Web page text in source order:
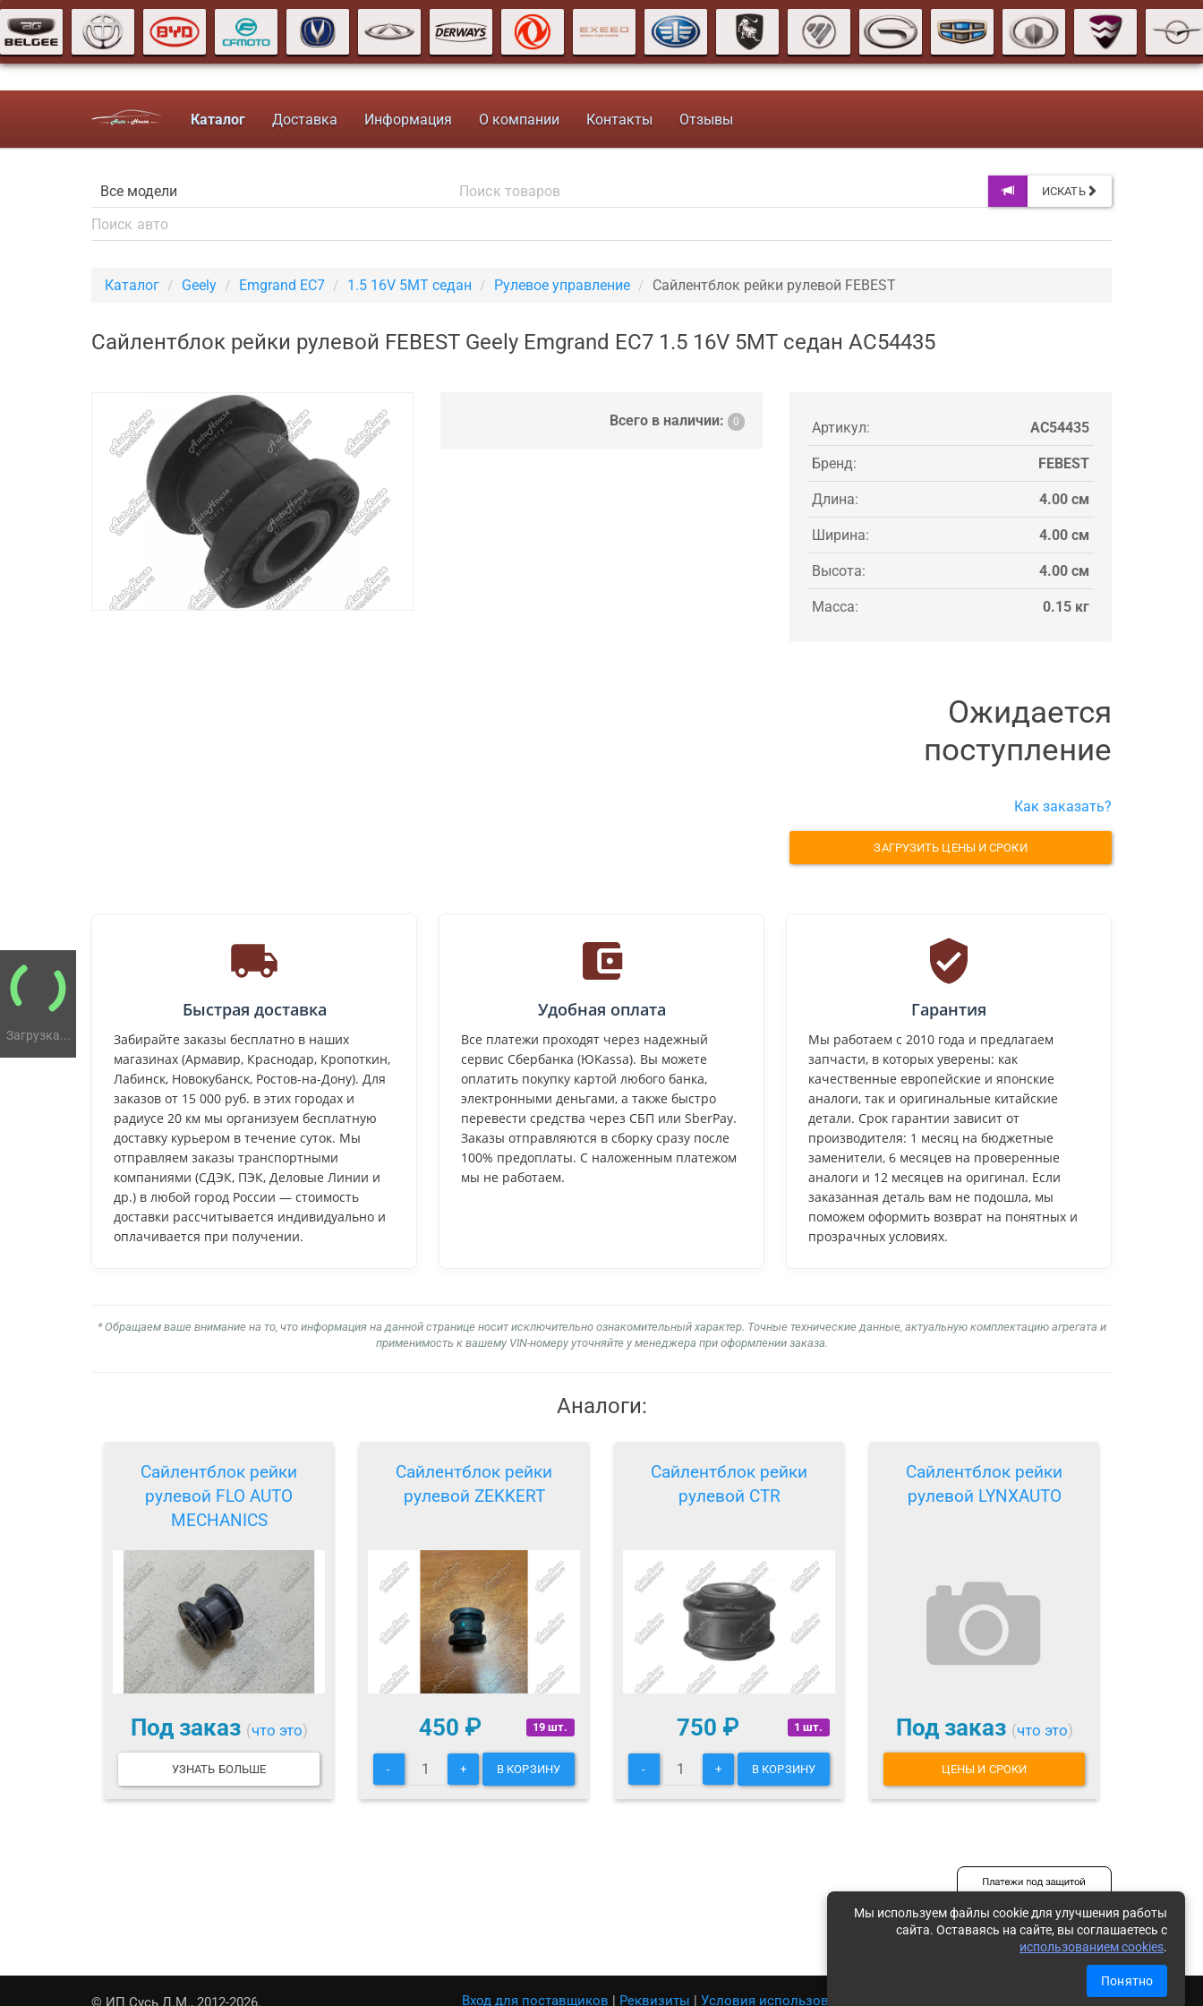
Мы используем файлы cookie для улучшения работы
сайта. Оставаясь на сайте, вы соглашаетесь с
использованием cookies.
Понятно
Загрузка...
Каталог Доставка Информация О компании Контакты Отзывы
ИСКАТЬ
Каталог Geely Emgrand EC7 1.5 16V 5MT седан Рулевое управление Сайлентблок рейки рулевой FEBEST
Сайлентблок рейки рулевой FEBEST Geely Emgrand EC7 1.5 16V 5MT седан AC54435
Всего в наличии: 0 Артикул: AC54435
Бренд: FEBEST
Длина: 4.00 см
Ширина: 4.00 см
Высота: 4.00 см
Масса: 0.15 кг
Ожидается
поступление
Как заказать?
ЗАГРУЗИТЬ ЦЕНЫ И СРОКИ
Быстрая доставка
Забирайте заказы бесплатно в наших
магазинах (Армавир, Краснодар, Кропоткин,
Лабинск, Новокубанск, Ростов-на-Дону). Для
заказов от 15 000 руб. в этих городах и
радиусе 20 км мы организуем бесплатную
доставку курьером в течение суток. Мы
отправляем заказы транспортными
компаниями (СДЭК, ПЭК, Деловые Линии и
др.) в любой город России — стоимость
доставки рассчитывается индивидуально и
оплачивается при получении.
Удобная оплата
Все платежи проходят через надежный
сервис Сбербанка (ЮKassa). Вы можете
оплатить покупку картой любого банка,
электронными деньгами, а также быстро
перевести средства через СБП или SberPay.
Заказы отправляются в сборку сразу после
100% предоплаты. С наложенным платежом
мы не работаем.
Гарантия
Мы работаем с 2010 года и предлагаем
запчасти, в которых уверены: как
качественные европейские и японские
аналоги, так и оригинальные китайские
детали. Срок гарантии зависит от
производителя: 1 месяц на бюджетные
заменители, 6 месяцев на проверенные
аналоги и 12 месяцев на оригинал. Если
заказанная деталь вам не подошла, мы
поможем оформить возврат на понятных и
прозрачных условиях.
* Обращаем ваше внимание на то, что информация на данной странице носит исключительно ознакомительный характер. Точные технические данные, актуальную комплектацию агрегата и
применимость к вашему VIN-номеру уточняйте у менеджера при оформлении заказа.
Аналоги:
Сайлентблок рейки
рулевой FLO AUTO
MECHANICS
Под заказ (что это)
УЗНАТЬ БОЛЬШЕ
Сайлентблок рейки
рулевой ZEKKERT
19 шт.
450 ₽
- + В КОРЗИНУ
Сайлентблок рейки
рулевой CTR
1 шт.
750 ₽
- + В КОРЗИНУ
Сайлентблок рейки
рулевой LYNXAUTO
Под заказ (что это)
ЦЕНЫ И СРОКИ
© ИП Сусь Л.М., 2012-2026. Вход для поставщиков | Реквизиты | Условия использования Карта сайта